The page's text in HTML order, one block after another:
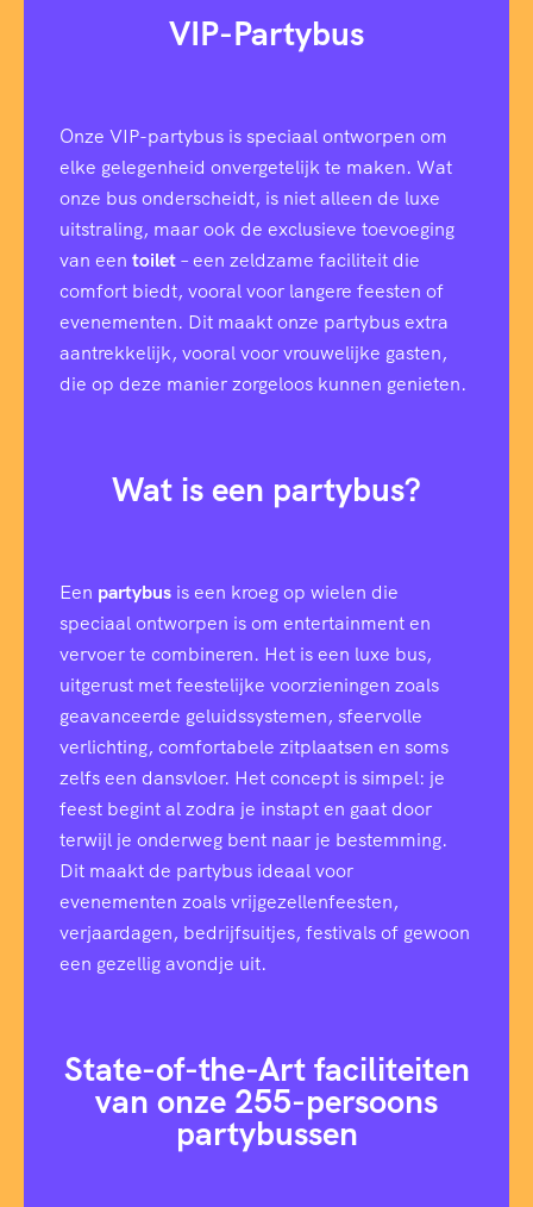
VIP-Partybus
Onze VIP-partybus is speciaal ontworpen om
elke gelegenheid onvergetelijk te maken. Wat
onze bus onderscheidt, is niet alleen de luxe
uitstraling, maar ook de exclusieve toevoeging
van een toilet– een zeldzame faciliteit die
comfort biedt, vooral voor langere feesten of
evenementen. Dit maakt onze partybus extra
aantrekkelijk, vooral voor vrouwelijke gasten,
die op deze manier zorgeloos kunnen genieten.
Wat is een partybus?
Een partybus is een kroeg op wielen die
speciaal ontworpen is om entertainment en
vervoer te combineren. Het is een luxe bus,
uitgerust met feestelijke voorzieningen zoals
geavanceerde geluidssystemen, sfeervolle
verlichting, comfortabele zitplaatsen en soms
zelfs een dansvloer. Het concept is simpel: je
feest begint al zodra je instapt en gaat door
terwijl je onderweg bent naar je bestemming.
Dit maakt de partybus ideaal voor
evenementen zoals vrijgezellenfeesten,
verjaardagen, bedrijfsuitjes, festivals of gewoon
een gezellig avondje uit.
State-of-the-Art faciliteiten
van onze 255-persoons
partybussen